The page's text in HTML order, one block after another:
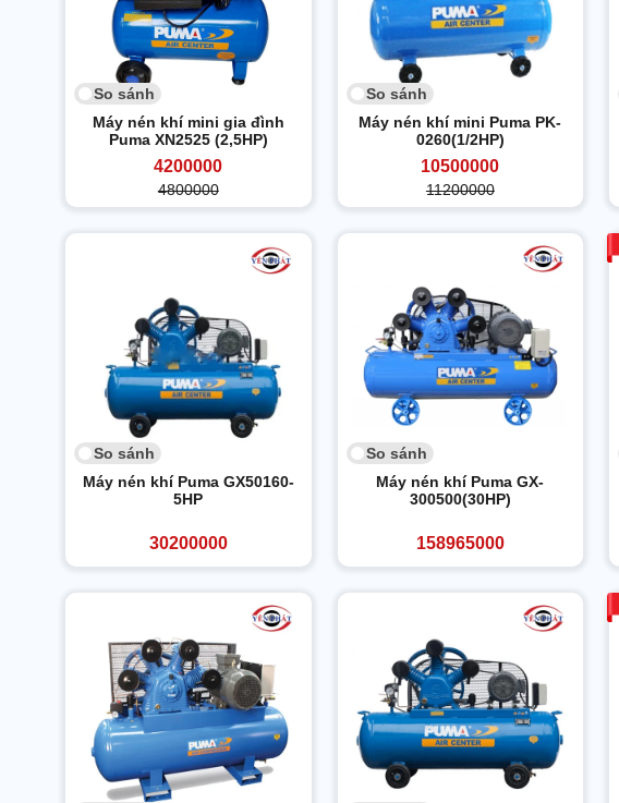
So sánh
Máy nén khí mini gia đình
Puma XN2525 (2,5HP)
4200000
4800000
So sánh
Máy nén khí mini Puma PK-
0260(1/2HP)
10500000
11200000
So sánh
Máy nén khí Puma GX50160-
5HP
30200000
So sánh
Máy nén khí Puma GX-
300500(30HP)
158965000